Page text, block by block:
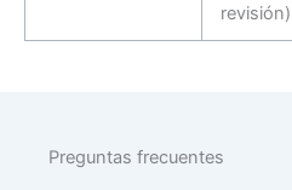
revisión)
Preguntas frecuentes